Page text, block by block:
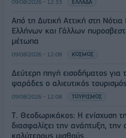
09/08/2026 - 12:33 ΕΛΛΑΔΑ
Από τη Δυτική Αττική στη Νότια
Ελλήνων και Γάλλων
μέτωπα
09/08/2026 - 12:08 ΚΟΣΜΟΣ
Δεύτερη πηγή εισοδήματος για
ψαράδες ο αλιευτικός
09/08/2026 - 12:08 ΤΟΥΡΙΣΜΟΣ
Τ. Θεοδωρικάκος: Η ενίσχυση
διασφαλίζει την ανάπτυξη, την
καλύτερους μισθούς